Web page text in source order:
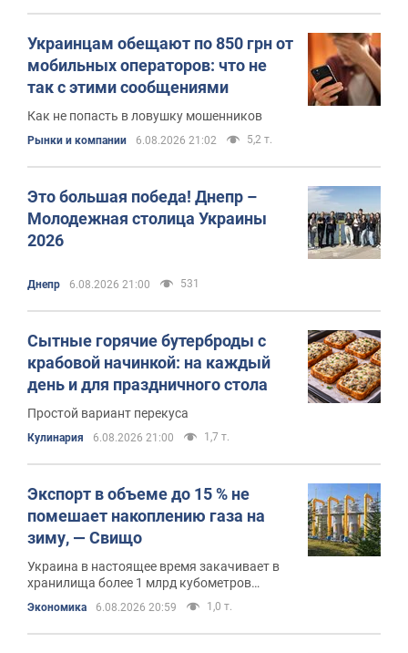
Украинцам обещают по 850 грн от
мобильных операторов: что не
так с этими сообщениями
Как не попасть в ловушку мошенников
Рынки и компании 6.08.2026 21:02 5,2 т.
Это большая победа! Днепр –
Молодежная столица Украины
2026
Днепр 6.08.2026 21:00 531
Сытные горячие бутерброды с
крабовой начинкой: на каждый
день и для праздничного стола
Простой вариант перекуса
Кулинария 6.08.2026 21:00 1,7 т.
Экспорт в объеме до 15 % не
помешает накоплению газа на
зиму, — Свищо
Украина в настоящее время закачивает в
хранилища более 1 млрд кубометров
Экономика 6.08.2026 20:59 1,0 т.